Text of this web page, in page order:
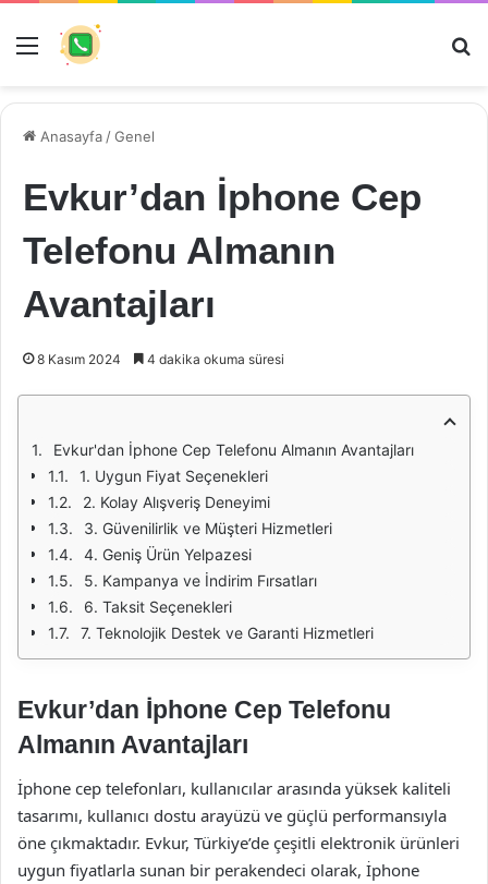
Menü
Anasayfa /Genel
Evkur’dan İphone Cep
Telefonu Almanın
Avantajları
8 Kasım 2024 4 dakika okuma süresi
Evkur'dan İphone Cep Telefonu Almanın Avantajları
1. Uygun Fiyat Seçenekleri
2. Kolay Alışveriş Deneyimi
3. Güvenilirlik ve Müşteri Hizmetleri
4. Geniş Ürün Yelpazesi
5. Kampanya ve İndirim Fırsatları
6. Taksit Seçenekleri
7. Teknolojik Destek ve Garanti Hizmetleri
Evkur’dan İphone Cep Telefonu
Almanın Avantajları
İphone cep telefonları, kullanıcılar arasında yüksek kaliteli
tasarımı, kullanıcı dostu arayüzü ve güçlü performansıyla
öne çıkmaktadır. Evkur, Türkiye’de çeşitli elektronik ürünleri
uygun fiyatlarla sunan bir perakendeci olarak, İphone